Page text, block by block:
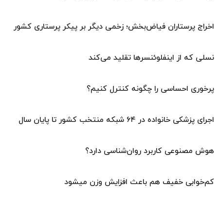
اخراج پرستاران فیاض‌بخش؛ زخمی دیگر بر پیکر پرستاری کشور
نسلی که از اینفلوئنسرها تقلید می‌کند
پرخوری احساسی را چگونه کنترل کنیم؟
اجرای پزشکی خانواده در ۶۴ شبکه منتخب کشور تا پایان سال
هوش مصنوعی کاربرد روان‌شناسی دارد؟
کم‌خوابی خفیف هم باعث افزایش وزن میشود